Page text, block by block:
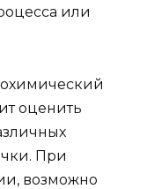
или
оценить
При
возможно